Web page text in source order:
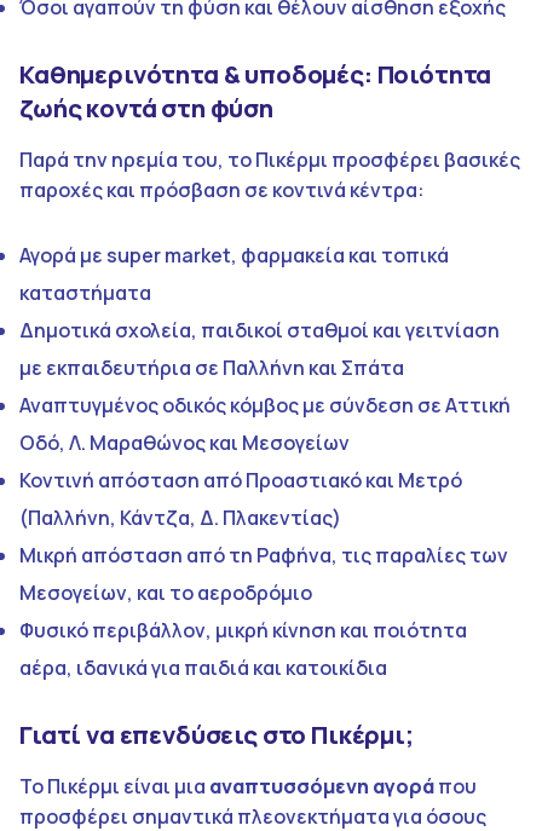
Όσοι αγαπούν τη φύση και θέλουν αίσθηση εξοχής
Καθημερινότητα & υποδομές: Ποιότητα
ζωής κοντά στη φύση
Παρά την ηρεμία του, το Πικέρμι προσφέρει βασικές
παροχές και πρόσβαση σε κοντινά κέντρα:
Αγορά με super market, φαρμακεία και τοπικά
καταστήματα
Δημοτικά σχολεία, παιδικοί σταθμοί και γειτνίαση
με εκπαιδευτήρια σε Παλλήνη και Σπάτα
Αναπτυγμένος οδικός κόμβος με σύνδεση σε Αττική
Οδό, Λ. Μαραθώνος και Μεσογείων
Κοντινή απόσταση από Προαστιακό και Μετρό
(Παλλήνη, Κάντζα, Δ. Πλακεντίας)
Μικρή απόσταση από τη Ραφήνα, τις παραλίες των
Μεσογείων, και το αεροδρόμιο
Φυσικό περιβάλλον, μικρή κίνηση και ποιότητα
αέρα, ιδανικά για παιδιά και κατοικίδια
Γιατί να επενδύσεις στο Πικέρμι;
Το Πικέρμι είναι μια αναπτυσσόμενη αγοράπου
προσφέρει σημαντικά πλεονεκτήματα για όσους